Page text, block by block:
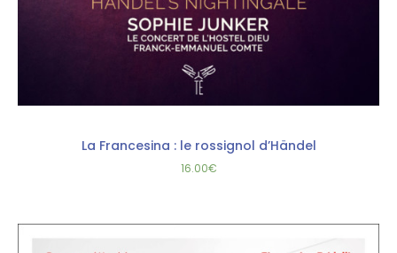
La Francesina : le rossignol d’Händel
16.00€